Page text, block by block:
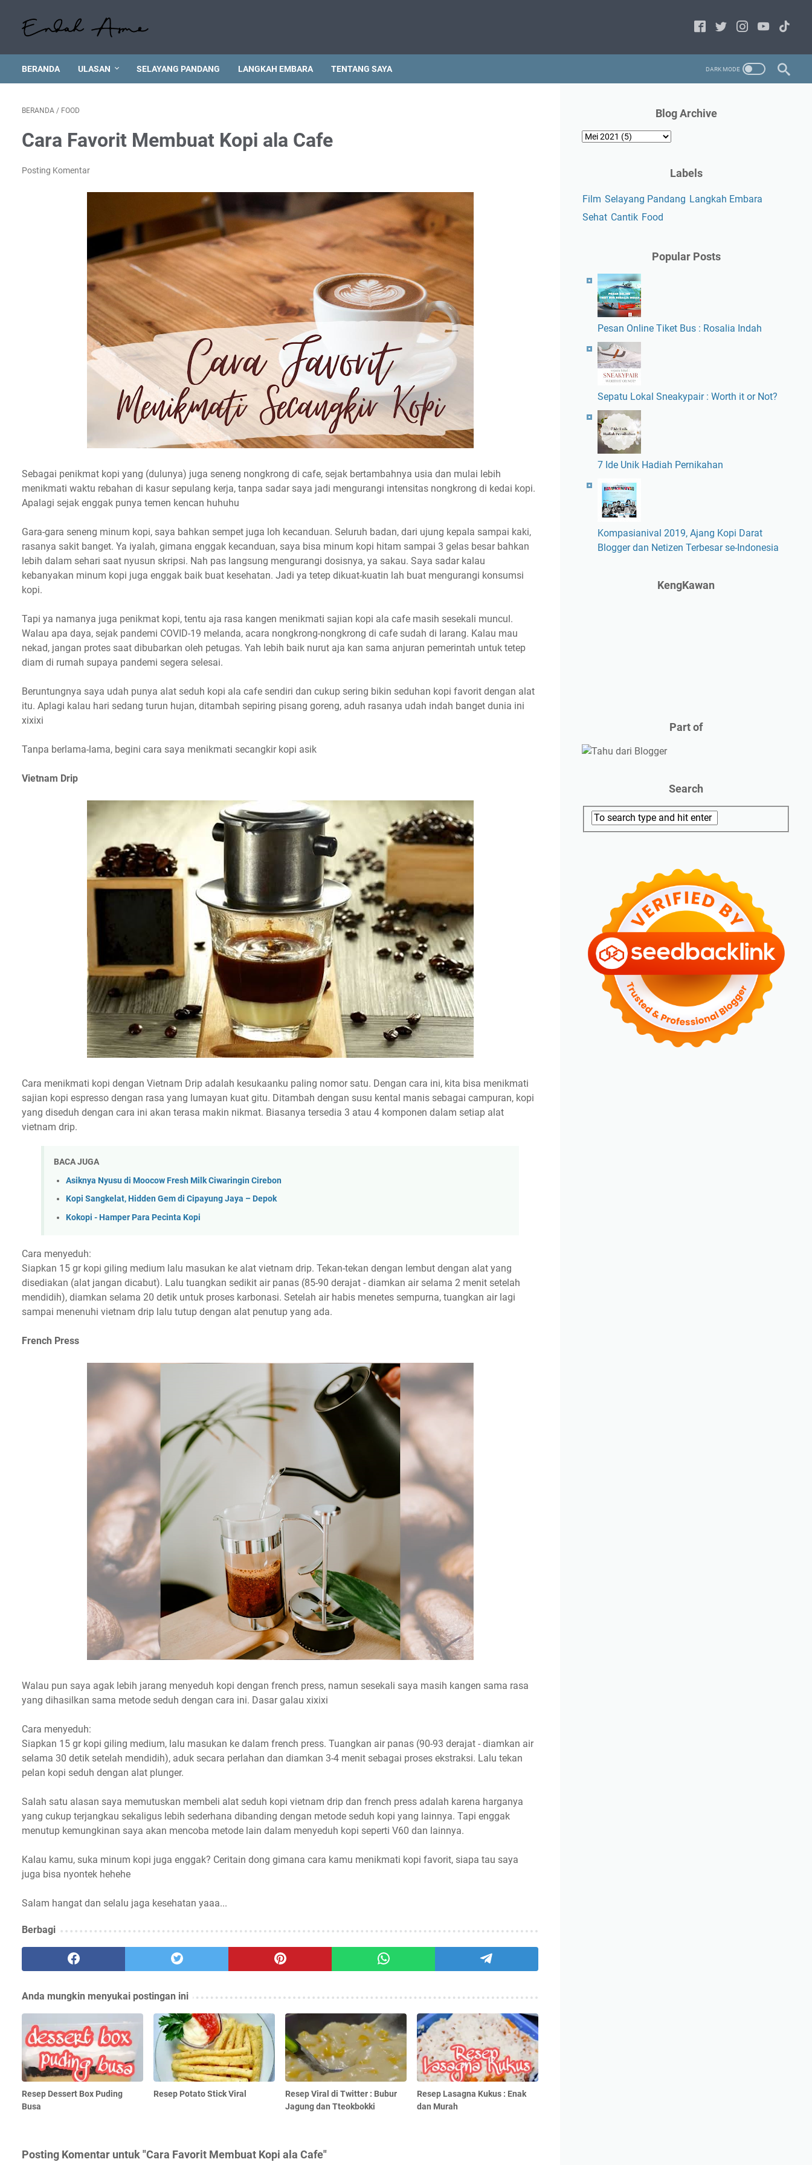
BERANDA ULASAN SELAYANG PANDANG LANGKAH EMBARA TENTANG SAYA
BERANDA / FOOD
Cara Favorit Membuat Kopi ala Cafe
Posting Komentar
Sebagai penikmat kopi yang (dulunya) juga seneng nongkrong di cafe, sejak bertambahnya usia dan mulai lebih
menikmati waktu rebahan di kasur sepulang kerja, tanpa sadar saya jadi mengurangi intensitas nongkrong di kedai kopi.
Apalagi sejak enggak punya temen kencan huhuhu
Gara-gara seneng minum kopi, saya bahkan sempet juga loh kecanduan. Seluruh badan, dari ujung kepala sampai kaki,
rasanya sakit banget. Ya iyalah, gimana enggak kecanduan, saya bisa minum kopi hitam sampai 3 gelas besar bahkan
lebih dalam sehari saat nyusun skripsi. Nah pas langsung mengurangi dosisnya, ya sakau. Saya sadar kalau
kebanyakan minum kopi juga enggak baik buat kesehatan. Jadi ya tetep dikuat-kuatin lah buat mengurangi konsumsi
kopi.
Tapi ya namanya juga penikmat kopi, tentu aja rasa kangen menikmati sajian kopi ala cafe masih sesekali muncul.
Walau apa daya, sejak pandemi COVID-19 melanda, acara nongkrong-nongkrong di cafe sudah di larang. Kalau mau
nekad, jangan protes saat dibubarkan oleh petugas. Yah lebih baik nurut aja kan sama anjuran pemerintah untuk tetep
diam di rumah supaya pandemi segera selesai.
Beruntungnya saya udah punya alat seduh kopi ala cafe sendiri dan cukup sering bikin seduhan kopi favorit dengan alat
itu. Aplagi kalau hari sedang turun hujan, ditambah sepiring pisang goreng, aduh rasanya udah indah banget dunia ini
xixixi
Tanpa berlama-lama, begini cara saya menikmati secangkir kopi asik
Vietnam Drip
Cara menikmati kopi dengan Vietnam Drip adalah kesukaanku paling nomor satu. Dengan cara ini, kita bisa menikmati
sajian kopi espresso dengan rasa yang lumayan kuat gitu. Ditambah dengan susu kental manis sebagai campuran, kopi
yang diseduh dengan cara ini akan terasa makin nikmat. Biasanya tersedia 3 atau 4 komponen dalam setiap alat
vietnam drip.
BACA JUGA
Asiknya Nyusu di Moocow Fresh Milk Ciwaringin Cirebon
Kopi Sangkelat, Hidden Gem di Cipayung Jaya – Depok
Kokopi - Hamper Para Pecinta Kopi
Cara menyeduh:
Siapkan 15 gr kopi giling medium lalu masukan ke alat vietnam drip. Tekan-tekan dengan lembut dengan alat yang
disediakan (alat jangan dicabut). Lalu tuangkan sedikit air panas (85-90 derajat - diamkan air selama 2 menit setelah
mendidih), diamkan selama 20 detik untuk proses karbonasi. Setelah air habis menetes sempurna, tuangkan air lagi
sampai menenuhi vietnam drip lalu tutup dengan alat penutup yang ada.
French Press
Walau pun saya agak lebih jarang menyeduh kopi dengan french press, namun sesekali saya masih kangen sama rasa
yang dihasilkan sama metode seduh dengan cara ini. Dasar galau xixixi
Cara menyeduh:
Siapkan 15 gr kopi giling medium, lalu masukan ke dalam french press. Tuangkan air panas (90-93 derajat - diamkan air
selama 30 detik setelah mendidih), aduk secara perlahan dan diamkan 3-4 menit sebagai proses ekstraksi. Lalu tekan
pelan kopi seduh dengan alat plunger.
Salah satu alasan saya memutuskan membeli alat seduh kopi vietnam drip dan french press adalah karena harganya
yang cukup terjangkau sekaligus lebih sederhana dibanding dengan metode seduh kopi yang lainnya. Tapi enggak
menutup kemungkinan saya akan mencoba metode lain dalam menyeduh kopi seperti V60 dan lainnya.
Kalau kamu, suka minum kopi juga enggak? Ceritain dong gimana cara kamu menikmati kopi favorit, siapa tau saya
juga bisa nyontek hehehe
Salam hangat dan selalu jaga kesehatan yaaa...
Berbagi
Anda mungkin menyukai postingan ini
Resep Dessert Box Puding
Busa
Resep Potato Stick Viral
Resep Viral di Twitter : Bubur
Jagung dan Tteokbokki
Resep Lasagna Kukus : Enak
dan Murah
Posting Komentar untuk "Cara Favorit Membuat Kopi ala Cafe"
Blog Archive
Labels
Film Selayang Pandang Langkah Embara
Sehat Cantik Food
Popular Posts
Pesan Online Tiket Bus : Rosalia Indah
Sepatu Lokal Sneakypair : Worth it or Not?
7 Ide Unik Hadiah Pernikahan
Kompasianival 2019, Ajang Kopi Darat
Blogger dan Netizen Terbesar se-Indonesia
KengKawan
Part of
Search